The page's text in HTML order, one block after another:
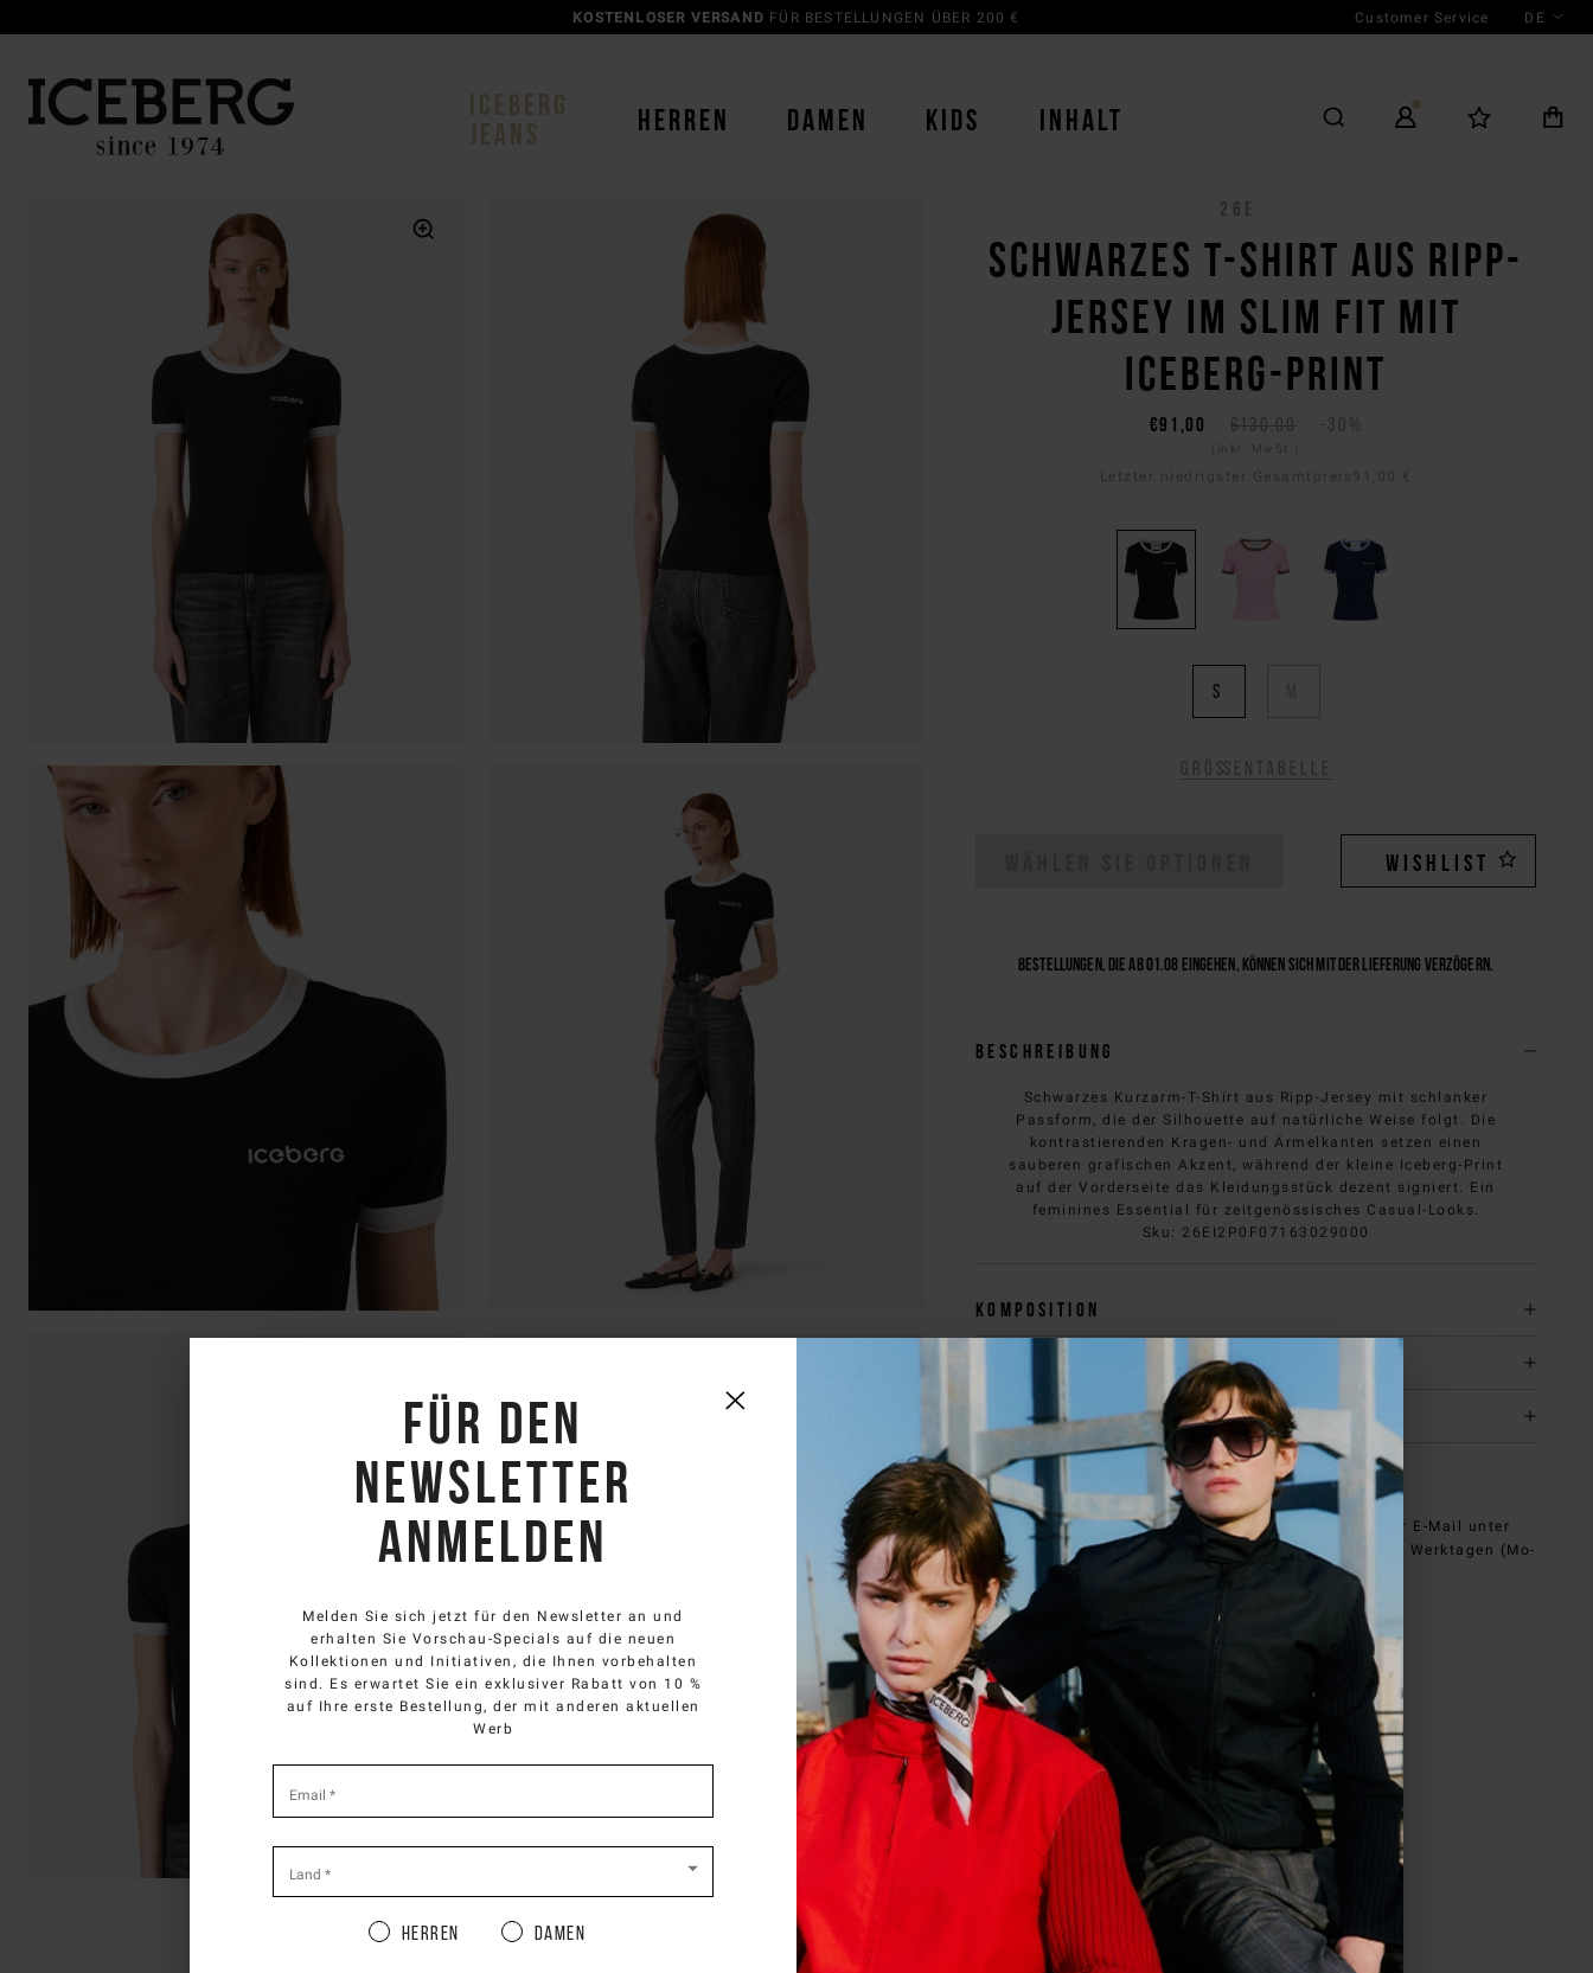
KOSTENLOSER VERSAND FÜR BESTELLUNGEN ÜBER 200 € Customer Service DE
HERREN DAMEN KIDS INHALT
26E
SCHWARZES T-SHIRT AUS RIPP-
JERSEY IM SLIM FIT MIT
ICEBERG-PRINT
€130,00 -30%
€91,00
Letzter niedrigster Gesamtpreis 91,00 €
S
Größentabelle
WISHLIST
Bestellungen, die ab 01.08 eingehen, können sich mit der Lieferung verzögern.
Beschreibung
Schwarzes Kurzarm-T-Shirt aus Ripp-Jersey mit schlanker
Passform, die der Silhouette auf natürliche Weise folgt. Die
kontrastierenden Kragen- und Ärmelkanten setzen einen
sauberen grafischen Akzent, während der kleine Iceberg-Print
auf der Vorderseite das Kleidungsstück dezent signiert. Ein
feminines Essential für zeitgenössisches Casual-Looks.
Sku : 26EI2P0F07163029000
Komposition
Versand und Rücksendung
Size & fit
BRAUCHEN SIE HILFE?
Sie können den Kundendienst von iceberg.com per E-Mail unter
customercare@iceberg.com
, wir antworten innerhalb von 2 Werktagen (Mo-
SELECT YOUR COUNTRY
You are browsingGerman Website site, but it appears you are located inUS
How would you like to proceed?
CONTINUE TO US SITE.
CLOSE ADVICE.
Please be advised that changing your location while shopping will remove all
contents from shopping bag.
Ship To Another Country.
Für den
Newsletter
anmelden
Melden Sie sich jetzt für den Newsletter an und
erhalten Sie Vorschau-Specials auf die neuen
Kollektionen und Initiativen, die Ihnen vorbehalten
sind. Es erwartet Sie ein exklusiver Rabatt von 10 %
auf Ihre erste Bestellung, der mit anderen aktuellen
Werb
required
fields
Email *
Land *
Herren Damen